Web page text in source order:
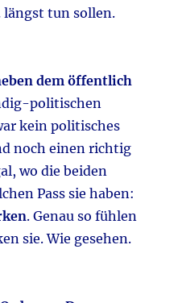
längst tun sollen.
dem öffentlich
politischen
kein politisches
noch einen richtig
wo die beiden
Pass sie haben:
. Genau so fühlen
sie. Wie gesehen.